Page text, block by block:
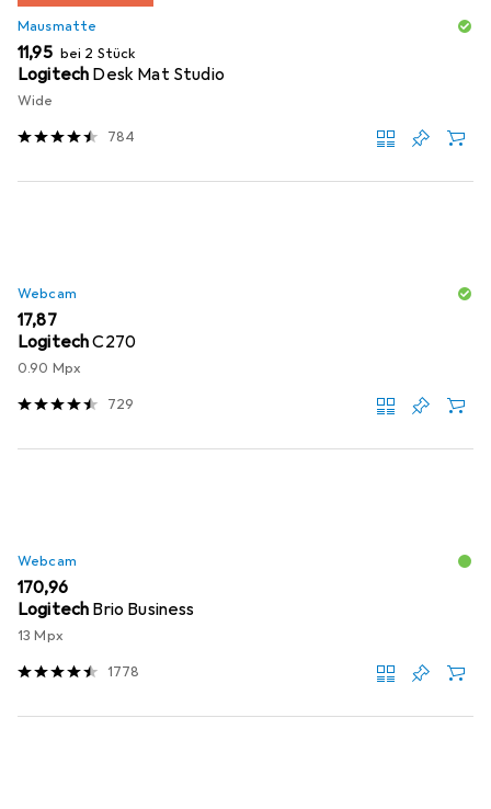
Mausmatte
EUR
11,95 bei 2 Stück
Logitech Desk Mat Studio
Wide
784
Webcam
EUR
17,87
LogitechC270
0.90 Mpx
729
Webcam
EUR
170,96
Logitech Brio Business
13 Mpx
1778